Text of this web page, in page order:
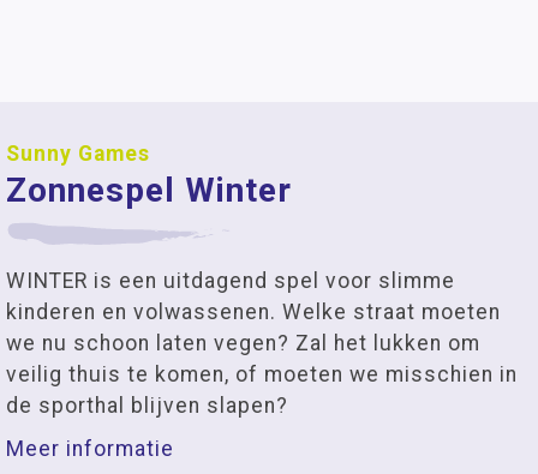
Sunny Games
Zonnespel Winter
WINTER is een uitdagend spel voor slimme
kinderen en volwassenen. Welke straat moeten
we nu schoon laten vegen? Zal het lukken om
veilig thuis te komen, of moeten we misschien in
de sporthal blijven slapen?
Meer informatie